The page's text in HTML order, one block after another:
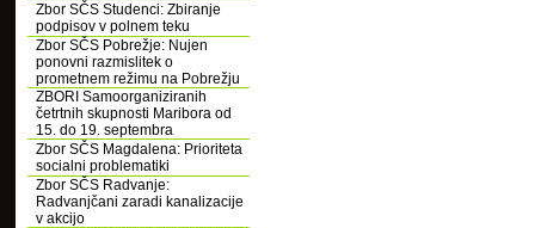
Zbor SČS Studenci: Zbiranje
podpisov v polnem teku
Zbor SČS Pobrežje: Nujen
ponovni razmislitek o
prometnem režimu na Pobrežju
ZBORI Samoorganiziranih
četrtnih skupnosti Maribora od
15. do 19. septembra
Zbor SČS Magdalena: Prioriteta
socialni problematiki
Zbor SČS Radvanje:
Radvanjčani zaradi kanalizacije
v akcijo